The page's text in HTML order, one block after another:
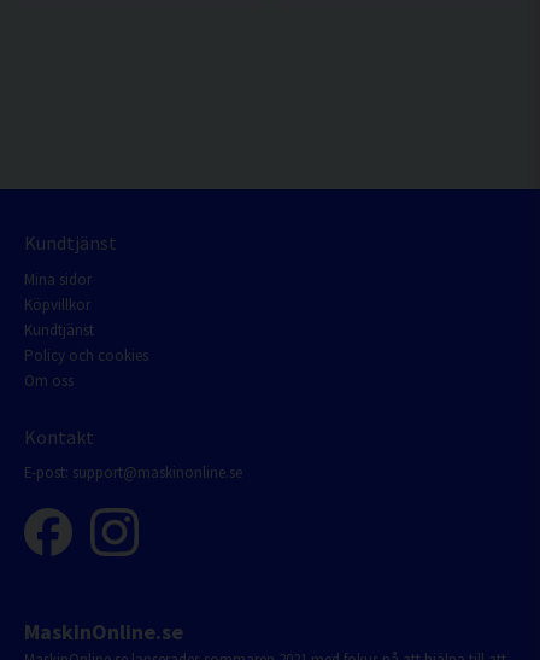
Kundtjänst
Mina sidor
Köpvillkor
Kundtjänst
Policy och cookies
Om oss
Kontakt
E-post: support@maskinonline.se
MaskinOnline.se